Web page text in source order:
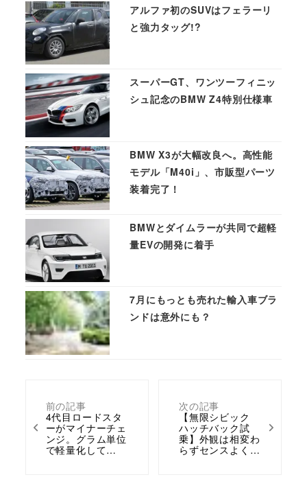
前の記事
4代目ロードスタ
ーがマイナーチェ
ンジ。グラム単位
で軽量化して…
次の記事
【無限シビック
ハッチバック試
乗】外観は相変わ
らずセンスよく…
アルファ初のSUVはフェラーリ
と強力タッグ!?
スーパーGT、ワンツーフィニッ
シュ記念のBMW Z4特別仕様車
BMW X3が大幅改良へ。高性能
モデル「M40i」、市販型パーツ
装着完了！
BMWとダイムラーが共同で超軽
量EVの開発に着手
7月にもっとも売れた輸入車ブラ
ンドは意外にも？